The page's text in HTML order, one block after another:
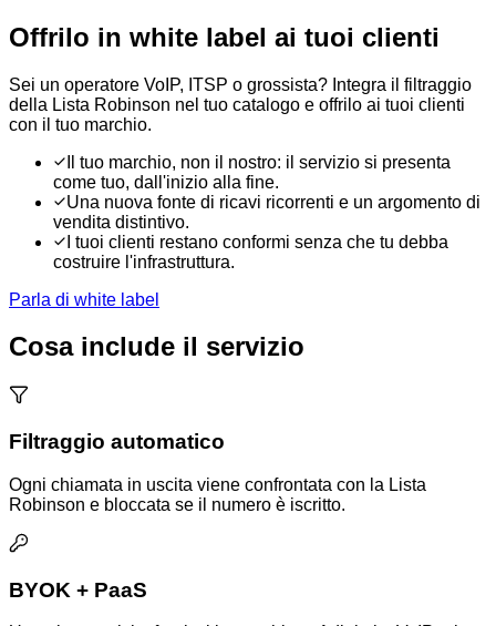
Offrilo in white label ai tuoi clienti
Sei un operatore VoIP, ITSP o grossista? Integra il filtraggio
della Lista Robinson nel tuo catalogo e offrilo ai tuoi clienti
con il tuo marchio.
Il tuo marchio, non il nostro: il servizio si presenta
come tuo, dall'inizio alla fine.
Una nuova fonte di ricavi ricorrenti e un argomento di
vendita distintivo.
I tuoi clienti restano conformi senza che tu debba
costruire l'infrastruttura.
Parla di white label
Cosa include il servizio
Filtraggio automatico
Ogni chiamata in uscita viene confrontata con la Lista
Robinson e bloccata se il numero è iscritto.
BYOK + PaaS